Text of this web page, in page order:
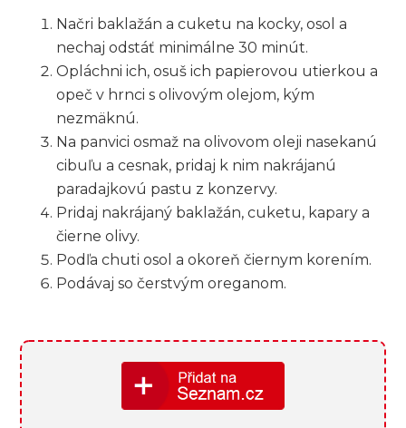
Načri baklažán a cuketu na kocky, osol a
nechaj odstáť minimálne 30 minút.
Opláchni ich, osuš ich papierovou utierkou a
opeč v hrnci s olivovým olejom, kým
nezmäknú.
Na panvici osmaž na olivovom oleji nasekanú
cibuľu a cesnak, pridaj k nim nakrájanú
paradajkovú pastu z konzervy.
Pridaj nakrájaný baklažán, cuketu, kapary a
čierne olivy.
Podľa chuti osol a okoreň čiernym korením.
Podávaj so čerstvým oreganom.